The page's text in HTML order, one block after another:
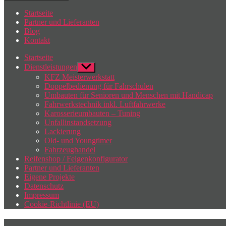
Startseite
Partner und Lieferanten
Blog
Kontakt
Startseite
Dienstleistungen Untermenü
anzeigen
KFZ Meisterwerkstatt
Doppelbedienung für Fahrschulen
Umbauten für Senioren und Menschen mit Handicap
Fahrwerkstechnik inkl. Luftfahrwerke
Karosserieumbauten – Tuning
Unfallinstandsetzung
Lackierung
Old- und Youngtimer
Fahrzeughandel
Reifenshop / Felgenkonfigurator
Partner und Lieferanten
Eigene Projekte
Datenschutz
Impressum
Cookie-Richtlinie (EU)